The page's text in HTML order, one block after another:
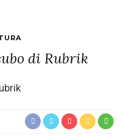
di Rubrik